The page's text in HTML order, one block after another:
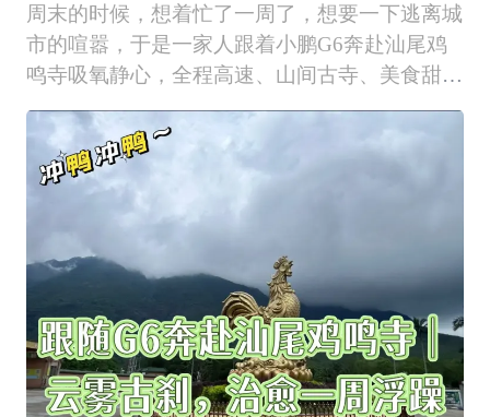
周末的时候，想着忙了一周了，想要一下逃离城
市的喧嚣，于是一家人跟着小鹏G6奔赴汕尾鸡
鸣寺吸氧静心，全程高速、山间古寺、美食甜品
一站式打卡，800V超充+NGP智驾双重buff拉
满，这趟短途自驾体验直接拉满，分享给各位爱
出行的鹏友！ ✅1、31分钟极速补能，小鹏超充